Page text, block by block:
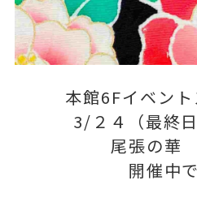
本館6Fイベン
3/２４（最終
尾張の華
開催中